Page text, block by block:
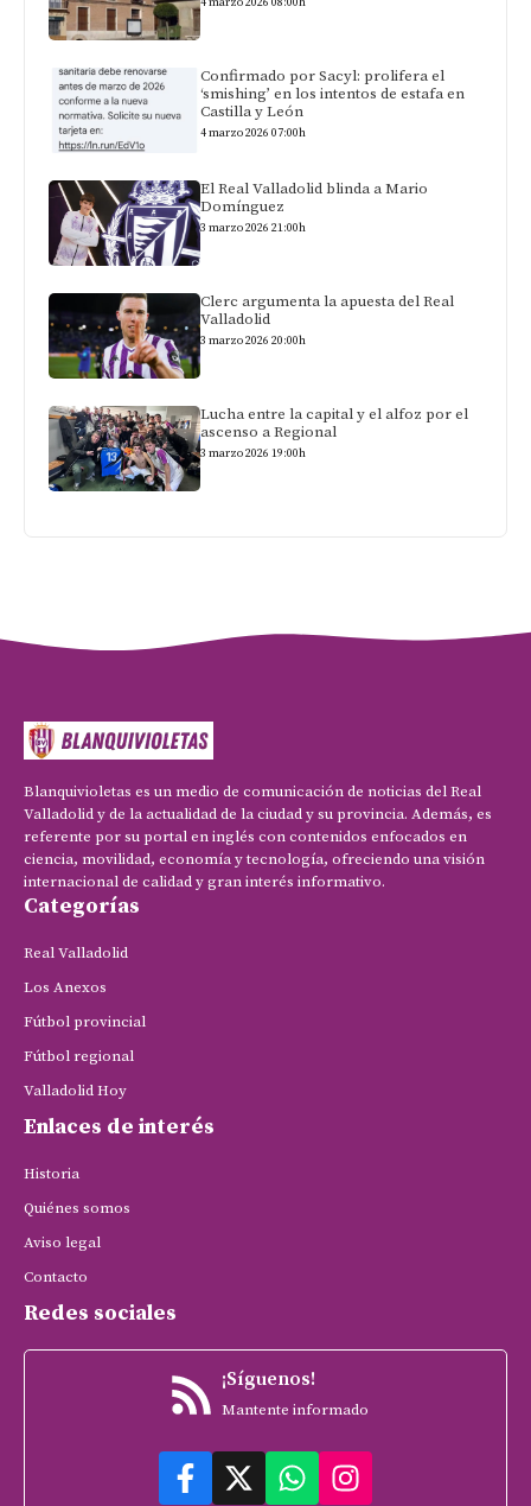
Confirmado por Sacyl: prolifera el
‘smishing’ en los intentos de estafa en
Castilla y León
4 marzo 2026 07:00h
El Real Valladolid blinda a Mario
Domínguez
3 marzo 2026 21:00h
Clerc argumenta la apuesta del Real
Valladolid
3 marzo 2026 20:00h
Lucha entre la capital y el alfoz por el
ascenso a Regional
3 marzo 2026 19:00h
Blanquivioletas es un medio de comunicación de noticias del Real
Valladolid y de la actualidad de la ciudad y su provincia. Además, es
referente por su portal en inglés con contenidos enfocados en
ciencia, movilidad, economía y tecnología, ofreciendo una visión
internacional de calidad y gran interés informativo.
Categorías
Real Valladolid
Los Anexos
Fútbol provincial
Fútbol regional
Valladolid Hoy
Enlaces de interés
Historia
Quiénes somos
Aviso legal
Contacto
Redes sociales
¡Síguenos!
Mantente informado